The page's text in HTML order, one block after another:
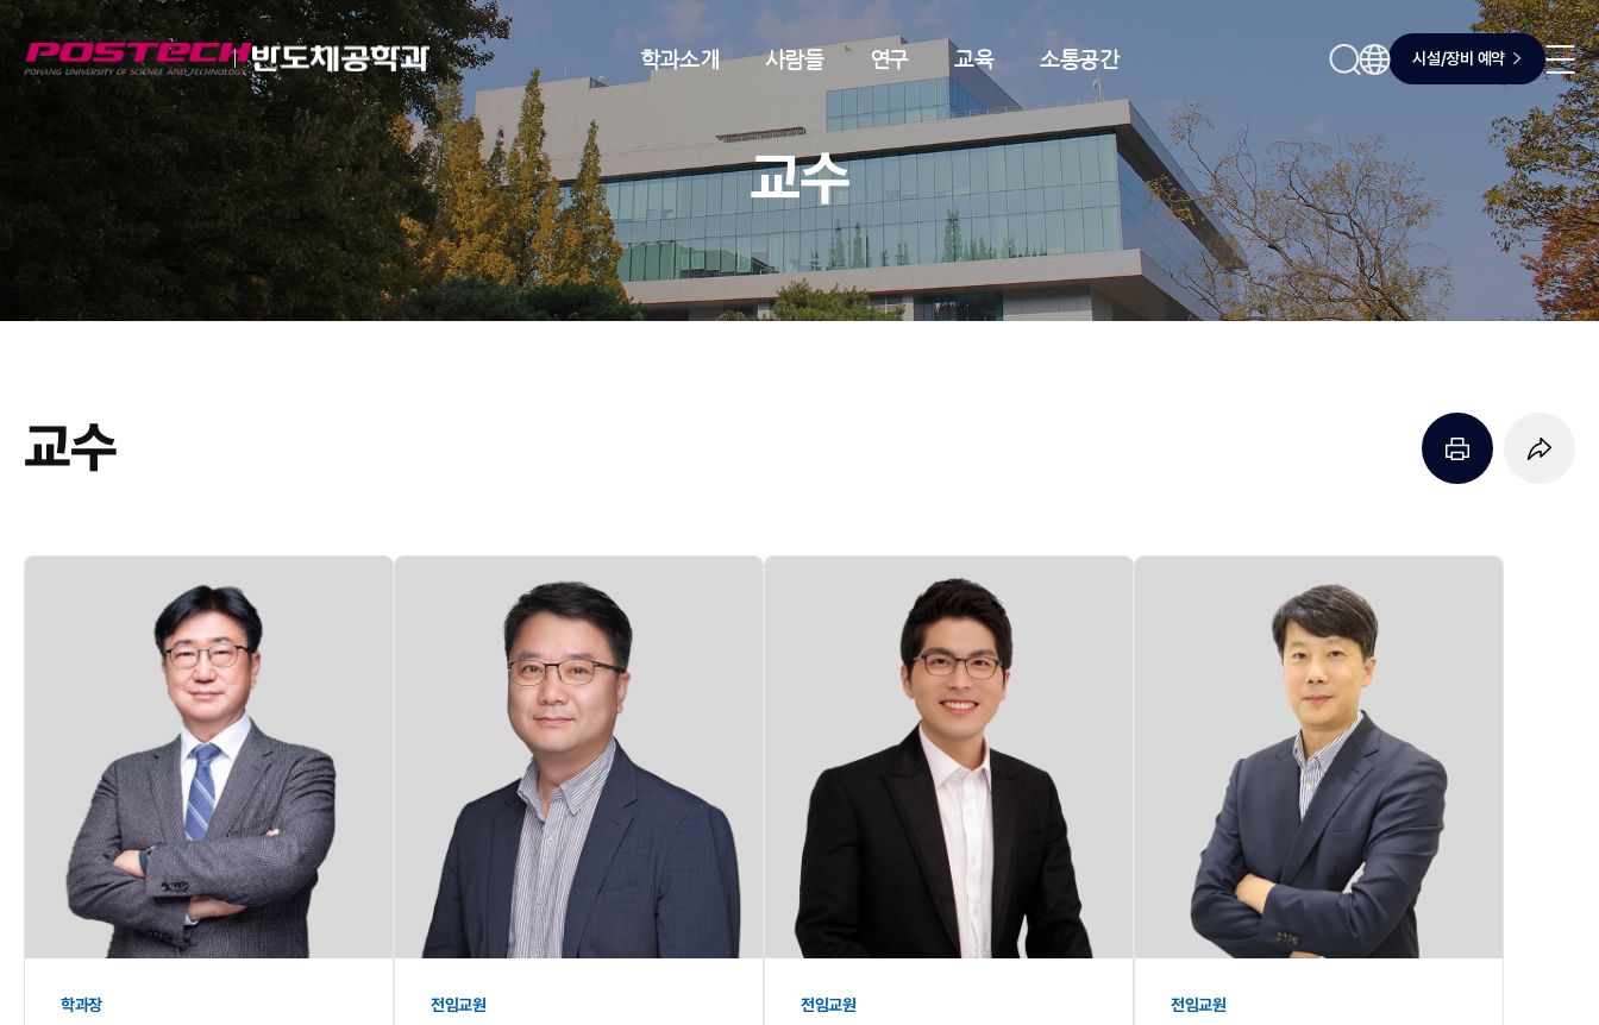
Semiconductor
Engineering
학과소개 사람들 연구 교육 소통공간 시설/장비 예약
교수
교수
학과장 전임교원 전임교원 전임교원